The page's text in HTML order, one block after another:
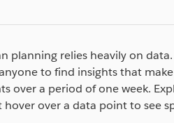
planning relies heavily on
to find insights that
over a period of one week.
hover over a data point to see